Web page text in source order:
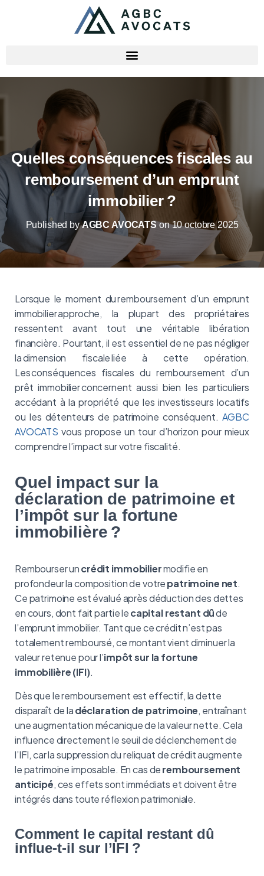
Quelles conséquences fiscales au
remboursement d’un emprunt
immobilier ?
Published byAGBC AVOCATSon10 octobre 2025
Lorsque le moment duremboursement d’un emprunt
immobilierapproche, la plupart des propriétaires
ressentent avant tout une véritable libération
financière. Pourtant, il est essentiel de ne pas négliger
ladimension fiscaleliée à cette opération.
Lesconséquences fiscales du remboursement d’un
prêt immobilierconcernent aussi bien les particuliers
accédant à la propriété que les investisseurs locatifs
ou les détenteurs de patrimoine conséquent. AGBC
AVOCATS vous propose un tour d’horizon pour mieux
comprendre l’impact sur votre fiscalité.
Quel impact sur la
déclaration de patrimoine et
l’impôt sur la fortune
immobilière ?
Rembourser uncrédit immobiliermodifie en
profondeur la composition de votrepatrimoine net.
Ce patrimoine est évalué après déduction des dettes
en cours, dont fait partie lecapital restant dûde
l’emprunt immobilier. Tant que ce crédit n’est pas
totalement remboursé, ce montant vient diminuer la
valeur retenue pour l’impôt sur la fortune
immobilière (IFI).
Dès que le remboursement est effectif, la dette
disparaît de ladéclaration de patrimoine, entraînant
une augmentation mécanique de la valeur nette. Cela
influence directement le seuil de déclenchement de
l’IFI, car la suppression du reliquat de crédit augmente
le patrimoine imposable. En cas deremboursement
anticipé, ces effets sont immédiats et doivent être
intégrés dans toute réflexion patrimoniale.
Comment le capital restant dû
influe-t-il sur l’IFI ?